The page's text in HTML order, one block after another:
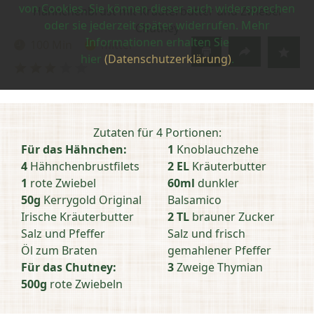
von Cookies. Sie können dieser auch widersprechen
oder sie jederzeit später widerrufen. Mehr
Informationen erhalten Sie
hier (Datenschutzerklärung).
Hähnchenbrust mit Kräuterbutter und Zwiebel
Chutney
abschicken
Zubereitungszeit:Schwierigkeit:
mittel
Zutaten für 4 Portionen:
Für das Hähnchen:
4 Hähnchenbrustfilets
1 rote Zwiebel
50g Kerrygold Original
Irische Kräuterbutter
Salz und Pfeffer
Öl zum Braten
Für das Chutney:
500g rote Zwiebeln
1 Knoblauchzehe
2 EL Kräuterbutter
60ml dunkler
Balsamico
2 TL brauner Zucker
Salz und frisch
gemahlener Pfeffer
3Zweige Thymian